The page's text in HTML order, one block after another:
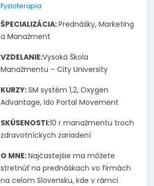
Fyzioterapia
ŠPECIALIZÁCIA:Prednášky, Marketing
a Manažment
VZDELANIE:Vysoká Škola
Manažmentu – City University
KURZY:SM systém 1,2, Oxygen
Advantage, Ido Portal Movement
SKÚSENOSTI:10 r manažmentu troch
zdravotníckych zariadení
O MNE:Najčastejšie ma môžete
stretnúť na prednáškach vo firmách
na celom Slovensku, kde v rámci